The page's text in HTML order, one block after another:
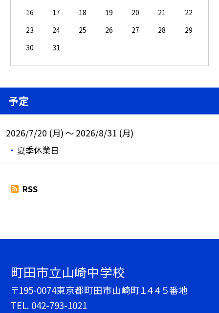
16
17 18 19 20 21
22
23
24 25 26 27 28
29
30
31
予定
2026/7/20 (月) ～ 2026/8/31 (月)
夏季休業日
RSS
町田市立山崎中学校
〒195-0074東京都町田市山崎町１４４５番地
TEL. 042-793-1021